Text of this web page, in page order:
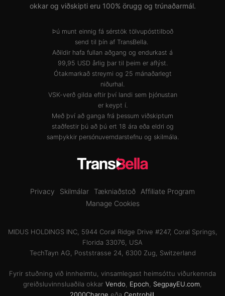
okkar og viðskipti eru 100% örugg og trúnaðarmál.
Þú munt einnig fá sérstök tölvupósttilboð
send til þín af TransBella.
Aðildir hafa fullan aðgang og endurkast á
99,95 USD årlig þar til þeim er aflýst.
Ótakmarkað streymi og 25 mánaðarlegt
niðurhal.
VSK-verð gilda eftir því landi sem þjónustan
er keypt í.
Með því að ganga frá þessum viðskiptum
staðfestir þú að þú ert 18 ára eða eldri og
samþykkir persónuverndarstefnuog skilmála
Privacy Skilmálar Tækniaðstoð
Affiliate Program
Manage Cookies
MIDUS HOLDINGS INC, 5944 Coral Ridge Drive #247, Coral Springs,
Florida 33076, USA
TechTayn AG, Poststrasse 24, 6300 Zug, Switzerland
Fyrir stuðning við innheimtu, vinsamlegast heimsóttu viðurkennda
greiðsluvinnsluaðila okkar Vendo Epoch SegpayEU.com
2000Charge eða Centrobill